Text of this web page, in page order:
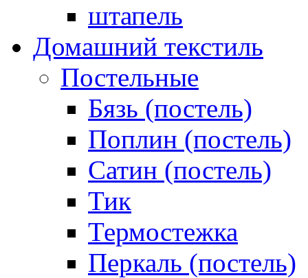
штапель
Домашний текстиль
Постельные
Бязь (постель)
Поплин (постель)
Сатин (постель)
Тик
Термостежка
Перкаль (постель)